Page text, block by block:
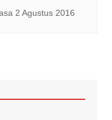
2 Agustus 2016